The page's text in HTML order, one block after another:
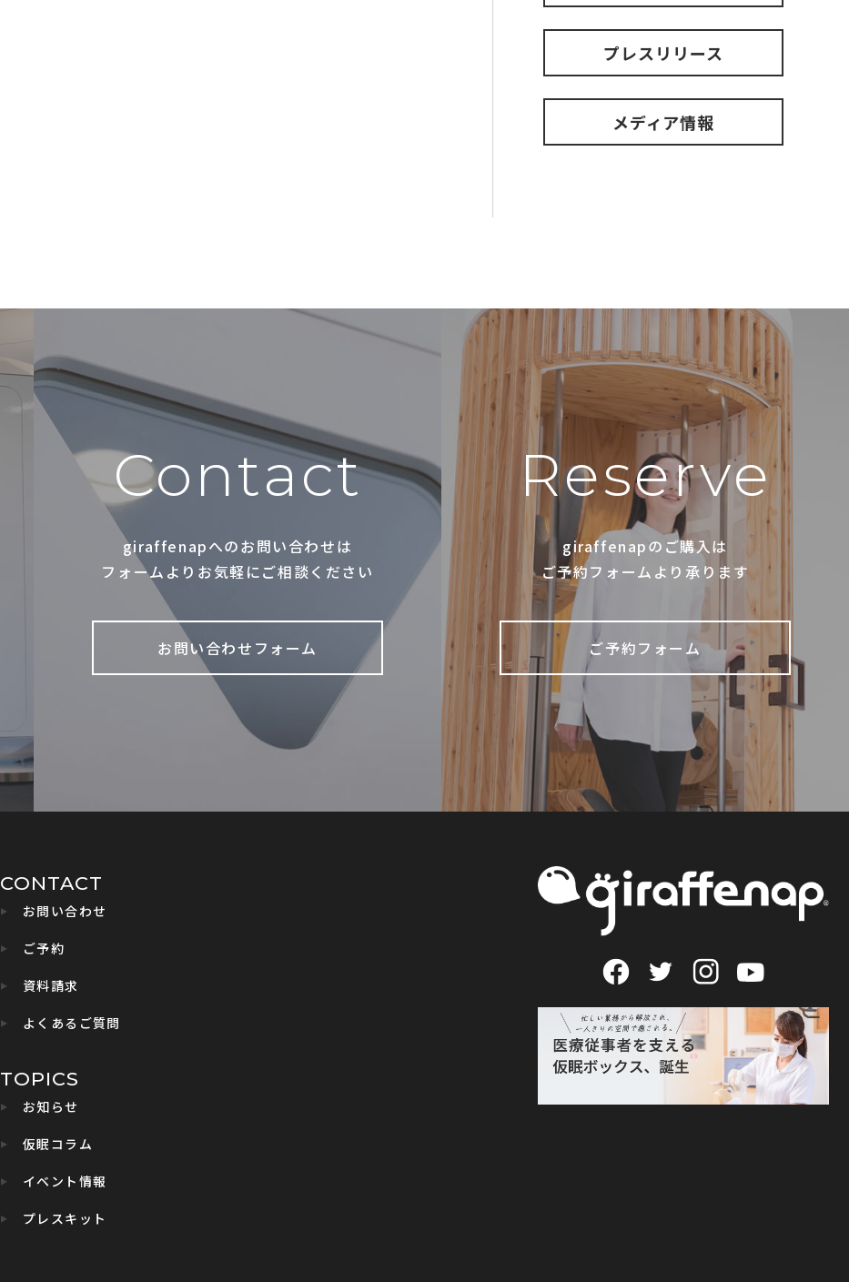
プレスリリース
メディア情報
Contact
giraffenapへのお問い合わせは
フォームよりお気軽にご相談ください
お問い合わせフォーム
Reserve
giraffenapのご購入は
ご予約フォームより承ります
ご予約フォーム
CONTACT
お問い合わせ
ご予約
資料請求
よくあるご質問
TOPICS
お知らせ
仮眠コラム
イベント情報
プレスキット